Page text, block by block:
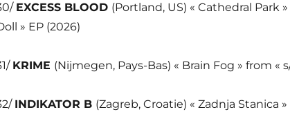
EXCESS BLOOD (Portland, US) « Cathedral Park
» EP (2026)
KRIME (Nijmegen, Pays-Bas) « Brain Fog » from «
INDIKATOR B (Zagreb, Croatie) « Zadnja Stanica »